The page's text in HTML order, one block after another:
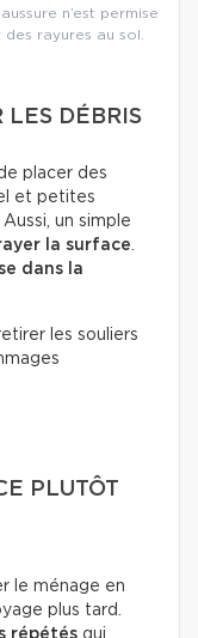
n’est permise
rayures au sol.
LES DÉBRIS
placer des
et petites
un simple
la surface
dans la
les souliers
PLUTÔT
le ménage en
plus tard.
répétés qui